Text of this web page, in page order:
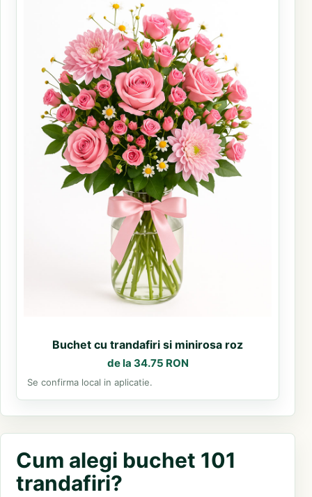
Buchet cu trandafiri si minirosa roz
de la 34.75 RON
Se confirma local in aplicatie.
Cum alegi buchet 101
trandafiri?